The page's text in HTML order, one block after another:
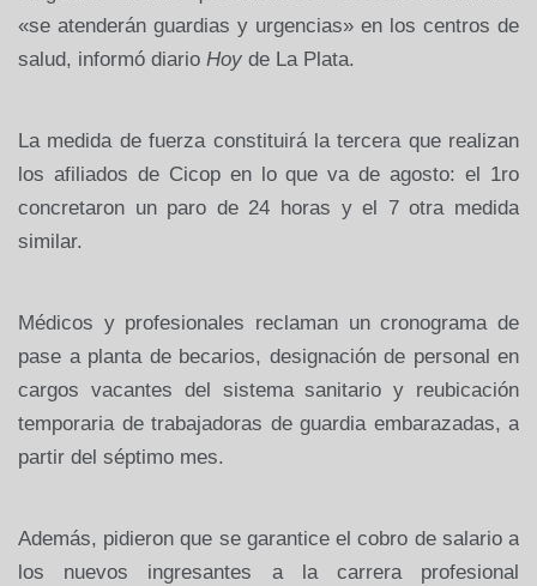
«se atenderán guardias y urgencias» en los centros de
salud, informó diario Hoy de La Plata.
La medida de fuerza constituirá la tercera que realizan
los afiliados de Cicop en lo que va de agosto: el 1ro
concretaron un paro de 24 horas y el 7 otra medida
similar.
Médicos y profesionales reclaman un cronograma de
pase a planta de becarios, designación de personal en
cargos vacantes del sistema sanitario y reubicación
temporaria de trabajadoras de guardia embarazadas, a
partir del séptimo mes.
Además, pidieron que se garantice el cobro de salario a
los nuevos ingresantes a la carrera profesional